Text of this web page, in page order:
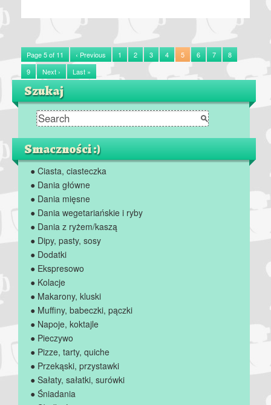
Page 5 of 11 ‹ Previous 1 2 3 4 5 6 7
8
9
Next › Last »
Szukaj
Smaczności :)
● Ciasta, ciasteczka
● Dania główne
● Dania mięsne
● Dania wegetariańskie i ryby
● Dania z ryżem/kaszą
● Dipy, pasty, sosy
● Dodatki
● Ekspresowo
● Kolacje
● Makarony, kluski
● Muffiny, babeczki, pączki
● Napoje, koktajle
● Pieczywo
● Pizze, tarty, quiche
● Przekąski, przystawki
● Sałaty, sałatki, surówki
● Śniadania